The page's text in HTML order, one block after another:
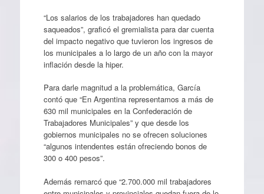
“Los salarios de los trabajadores han quedado
saqueados”, graficó el gremialista para dar cuenta
del impacto negativo que tuvieron los ingresos de
los municipales a lo largo de un año con la mayor
inflación desde la hiper.
Para darle magnitud a la problemática, García
contó que “En Argentina representamos a más de
630 mil municipales en la Confederación de
Trabajadores Municipales” y que desde los
gobiernos municipales no se ofrecen soluciones
“algunos intendentes están ofreciendo bonos de
300 o 400 pesos”.
Además remarcó que “2.700.000 mil trabajadores